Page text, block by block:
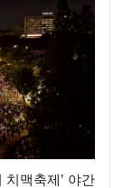
치맥축제’ 야간